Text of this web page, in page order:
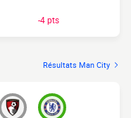
-4 pts
Résultats Man City